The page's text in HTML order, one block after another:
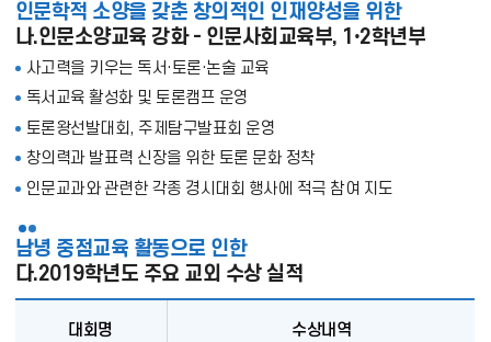
인문학적 소양을 갖춘 창의적인 인재양성을 위한
나.인문소양교육 강화 - 인문사회교육부, 1∙2학년부
사고력을 키우는 독서·토론·논술 교육
독서교육 활성화 및 토론캠프 운영
토론왕선발대회, 주제탐구발표회 운영
창의력과 발표력 신장을 위한 토론 문화 정착
인문교과와 관련한 각종 경시대회 행사에 적극 참여 지도
남녕 중점교육 활동으로 인한
다.2019학년도 주요 교외 수상 실적
대회명 수상내역